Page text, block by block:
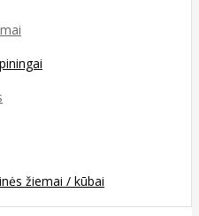
žiemai / kūbai